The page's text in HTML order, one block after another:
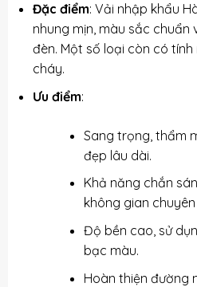
Đặc điểm: Vải nhập khẩu
nhung mịn, màu sắc chuẩn
đèn. Một số loại còn có
cháy.
Ưu điểm:
Sang trọng, thẩm
đẹp lâu dài.
Khả năng chắn
không gian
Độ bền cao, sử
bạc màu.
Hoàn thiện đường